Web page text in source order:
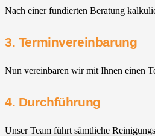
Nach einer fundierten Beratung
3. Terminvereinbarung
Nun vereinbaren wir mit Ihnen einen
4. Durchführung
Unser Team führt sämtliche